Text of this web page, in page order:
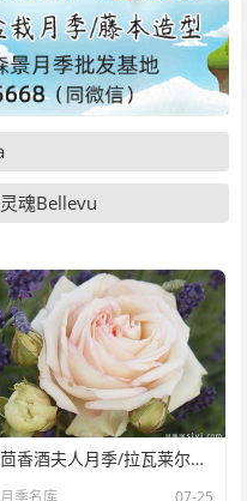
魂Bellevu
茴香酒夫人月季/拉瓦莱尔夫人/宏伟芬芳Madame Anis